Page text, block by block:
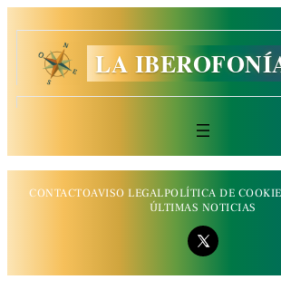
LA
CONTACTOAVISO LEGALPOLÍTICA DE
ÚLTIMAS NOTICIAS